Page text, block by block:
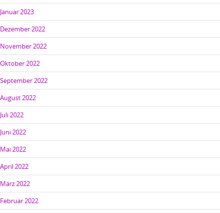
Januar 2023
Dezember 2022
November 2022
Oktober 2022
September 2022
August 2022
Juli 2022
Juni 2022
Mai 2022
April 2022
März 2022
Februar 2022